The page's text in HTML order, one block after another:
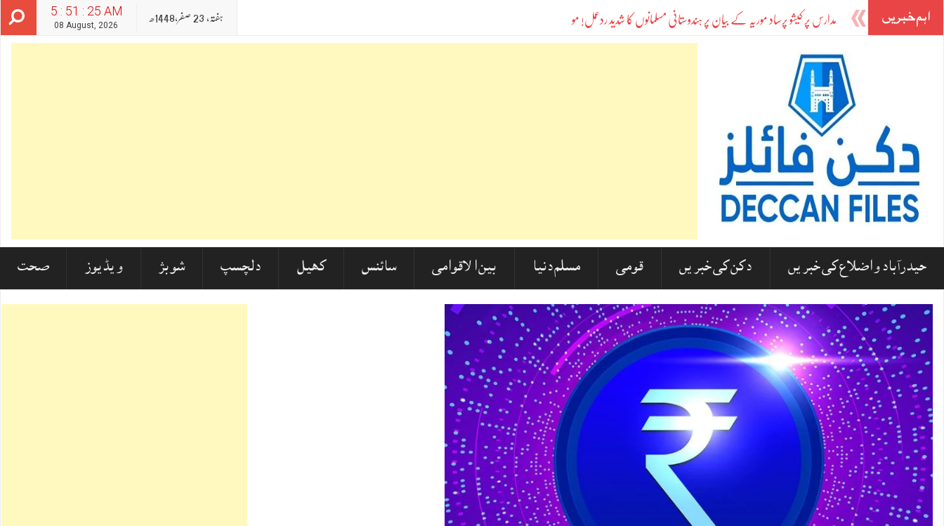
5 : 51 : 27 AM
08 August, 2026
ہفتہ‬‮, 23 صفر‬,1448ھ اہم خبریں
مدارس پر کیشو پرساد موریہ کے بیان پر ہندوستانی مسلمانوں کا شدید ردعمل! مولانا ارشد مدنی اور اسد الدین اویسی کی سخت مذمت: مدارس کو تحریکِ آزادی کا مضبوط ستون قرار دیا
حیدرآباد و اضلاع کی خبریں دکن کی خبریں قومی مسلم دنیا بین الاقوامی سائنس کھیل دلچسپ شوبز ویڈیوز صحت